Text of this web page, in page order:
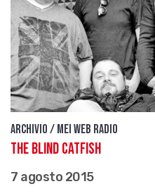
Archivio / Mei Web Radio
The Blind Catfish
7 agosto 2015